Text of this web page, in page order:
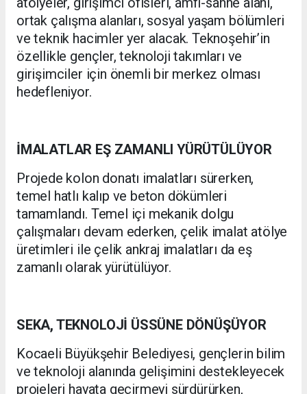
ortak çalışma alanları, sosyal yaşam bölümleri
ve teknik hacimler yer alacak. Teknoşehir’in
özellikle gençler, teknoloji takımları ve
girişimciler için önemli bir merkez olması
hedefleniyor.
İMALATLAR EŞ ZAMANLI YÜRÜTÜLÜYOR
Projede kolon donatı imalatları sürerken,
temel hatlı kalıp ve beton dökümleri
tamamlandı. Temel içi mekanik dolgu
çalışmaları devam ederken, çelik imalat atölye
üretimleri ile çelik ankraj imalatları da eş
zamanlı olarak yürütülüyor.
SEKA, TEKNOLOJİ ÜSSÜNE DÖNÜŞÜYOR
Kocaeli Büyükşehir Belediyesi, gençlerin bilim
ve teknoloji alanında gelişimini destekleyecek
projeleri hayata geçirmeyi sürdürürken,